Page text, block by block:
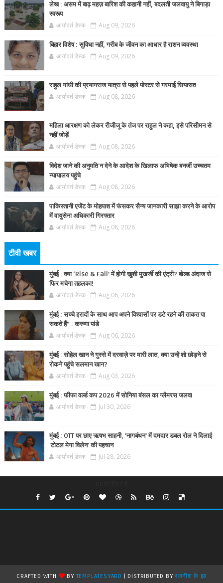
लेख : असम में बाढ़ महज़ बारिश की कहानी नहीं, बदलती जलवायु ने बिगाड़ा
स्वरूप
आर्यावर्त डेस्क Aug 09, 2026
बिहार विशेष : सुविधा नहीं, गरीब के जीवन का आधार है राशन व्यवस्था
आर्यावर्त डेस्क Aug 09, 2026
राहुल गांधी की प्रयागराज यात्रा से पहले पोस्टर से गरमाई सियासत
आर्यावर्त डेस्क Aug 08, 2026
महिला आरक्षण को लेकर रीजीजू के तंज पर राहुल ने कहा, इसे परिसीमन से
नहीं जोड़ें
आर्यावर्त डेस्क Aug 08, 2026
विदेश जाने की अनुमति न देने के आदेश के खिलाफ अभिषेक बनर्जी उच्चतम
न्यायालय पहुंचे
आर्यावर्त डेस्क Aug 08, 2026
पाकिस्तानी एजेंट के मोहपाश में फंसकर सैन्य जानकारी साझा करने के आरोप
में वायुसेना अधिकारी गिरफ्तार
आर्यावर्त डेस्क Aug 08, 2026
टीवी खबर
मुंबई : क्या ‘Rise & Fall’ में होगी खुशी मुखर्जी की एंट्री? बोल्ड अंदाज से
फिर मचेगा तहलका!
आर्यावर्त डेस्क Aug 06, 2026
मुंबई : सच्चे इरादों के साथ आप अपने विश्वासों पर डटे रहने की ताकत पा
सकते हैं” : करुणा पांडे
आर्यावर्त डेस्क Aug 06, 2026
मुंबई : सोहेल खान ने गुस्से में दरवाज़े पर मारी लात, क्या उन्हें शो छोड़ने से
रोकने पहुंचे सलमान खान?
आर्यावर्त डेस्क Aug 03, 2026
मुंबई : फीफा वर्ल्ड कप 2026 में सोनिया बंसल का ग्लैमरस जलवा
आर्यावर्त डेस्क Jul 30, 2026
मुंबई : OTT पर छाए ऋषभ साहनी, 'नागबंधन' में दमदार डबल रोल ने दिलाई
'टोटल मेगा विलेन' की पहचान
आर्यावर्त डेस्क Jul 28, 2026
CRAFTED WITH BYTEMPLATESYARD | DISTRIBUTED BYरजनीश के झा